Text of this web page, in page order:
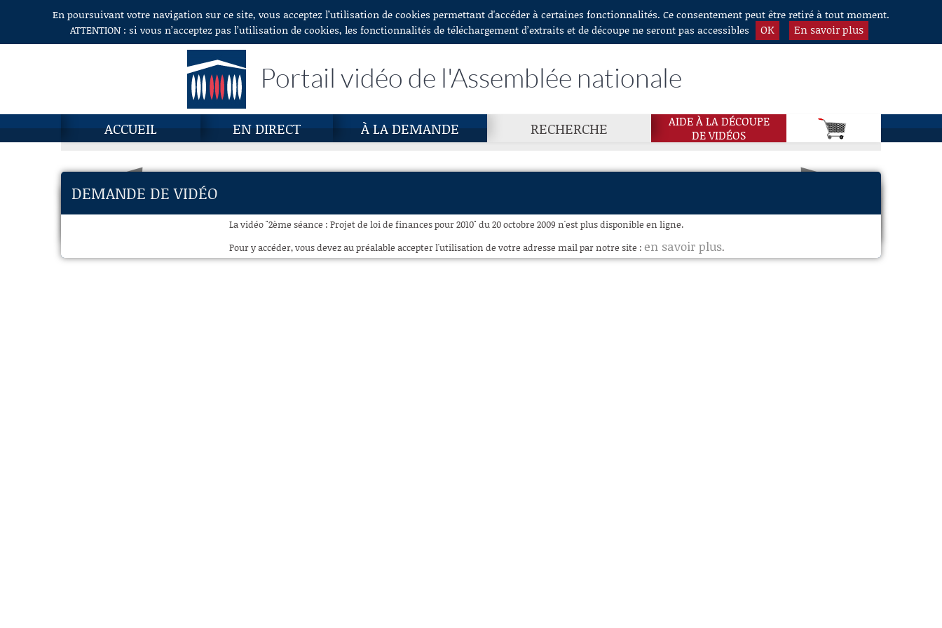
Aller au contenuEn poursuivant votre navigation sur ce site, vous acceptez l’utilisation de cookies permettant d'accéder à certaines fonctionnalités. Ce consentement peut être retiré à tout moment.
ATTENTION : si vous n’acceptez pas l’utilisation de cookies, les fonctionnalités de téléchargement d’extraits et de découpe ne seront pas accessibles
OK En savoir plus
Portail vidéo de l'Assemblée nationale
ACCUEIL EN DIRECT À LA DEMANDE RECHERCHE
AIDE À LA DÉCOUPE
DE VIDÉOS
DEMANDE DE VIDÉO
La vidéo "2ème séance : Projet de loi de finances pour 2010" du 20 octobre 2009 n'est plus disponible en ligne.
Pour y accéder, vous devez au préalable accepter l'utilisation de votre adresse mail par notre site : en savoir plus.